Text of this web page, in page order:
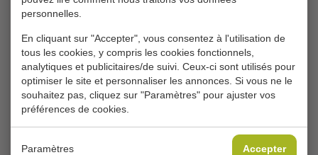
personnelles.
En cliquant sur "Accepter", vous consentez à l'utilisation de
tous les cookies, y compris les cookies fonctionnels,
analytiques et publicitaires/de suivi. Ceux-ci sont utilisés pour
optimiser le site et personnaliser les annonces. Si vous ne le
souhaitez pas, cliquez sur "Paramètres" pour ajuster vos
préférences de cookies.
Paramètres Accepter
Affeldt E350 DZ Conditionneuse verticale
VFFS pour films pré-imprimés
Ajouter